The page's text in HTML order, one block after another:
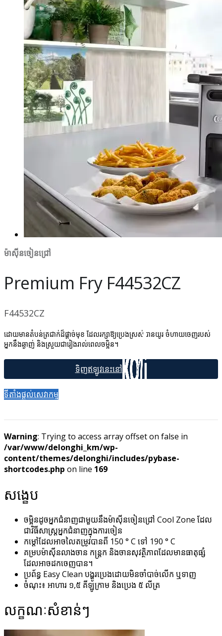
ម៉ាស៊ីនចៀនជ្រៅ
Premium Fry F44532CZ
F44532CZ
ដោយមានតំបន់ត្រជាក់ដ៏ផ្តាច់មុខ ដែលរក្សាឱ្យប្រេងស្រស់បានយូរ ចំហាយចេញរបស់
អ្នកនឹងឆ្ងាញ់ និងស្រួយជារៀងរាល់ពេលចម្អិន។
ទីតាំងផ្ដល់សេវាកម្ម
Warning: Trying to access array offset on false in
/var/www/delonghi_km/wp-
content/themes/delonghi/includes/pybase-
shortcodes.php on line 169
សង្ខេប
ចម្អិនដូចអ្នកជំនាញជាមួយនឹងម៉ាស៊ីនចៀនជ្រៅ Cool Zone ដែល
ជាវិធីសាស្រ្តអ្នកជំនាញក្នុងការចៀន
កម្តៅដែលអាចលៃតម្រូវបានពី 150 ° C ទៅ 190 ° C
គម្របម៉ាស៊ីនលាងចាន កន្ត្រក និងចានសុវត្ថិភាពដែលមានធាតុផ្សំ
ដែលអាចដកចេញបាន។
ប្រព័ន្ធ Easy Clean បង្ហូរប្រេងដោយមិនចាំបាច់លើក ឬទាញ
ចំណុះ៖ អាហារ ១,៥ គីឡូក្រាម និងប្រេង ៥ លីត្រ
លក្ខណៈសំខាន់ៗ